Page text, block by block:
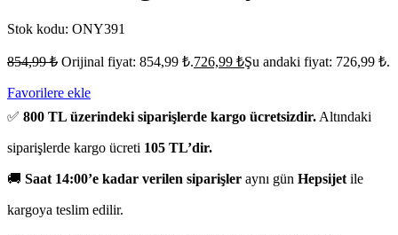
Stok kodu: ONY391
854,99₺ Orijinal fiyat: 854,99 ₺.726,99 ₺Şu andaki fiyat: 726,99 ₺.
Favorilere ekle
✅ 800 TL üzerindeki siparişlerde kargo ücretsizdir. Altındaki
siparişlerde kargo ücreti 105 TL’dir.
🚚 Saat 14:00’e kadar verilen siparişler aynı gün Hepsijet ile
kargoya teslim edilir.